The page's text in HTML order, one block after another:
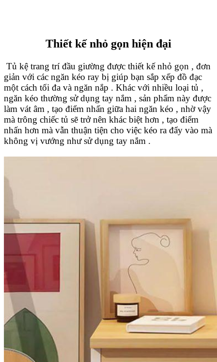
Thiết kế nhỏ gọn hiện đại
Tủ kệ trang trí đầu giường được thiết kế nhỏ gọn , đơn
giản với các ngăn kéo ray bị giúp bạn sắp xếp đồ đạc
một cách tối đa và ngăn nắp . Khác với nhiều loại tủ ,
ngăn kéo thường sử dụng tay nắm , sản phẩm này được
làm vát âm , tạo điểm nhấn giữa hai ngăn kéo , nhờ vậy
mà trông chiếc tủ sẽ trở nên khác biệt hơn , tạo điểm
nhấn hơn mà vẫn thuận tiện cho việc kéo ra đẩy vào mà
không vị vướng như sử dụng tay nắm .